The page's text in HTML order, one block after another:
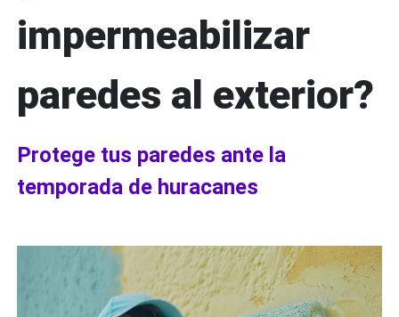
impermeabilizar
paredes al exterior?
Protege tus paredes ante la
temporada de huracanes